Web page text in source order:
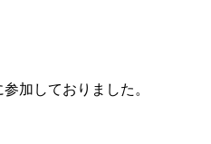
加しておりました。